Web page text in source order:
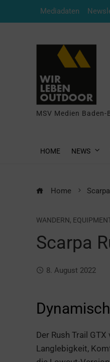
Mediadaten
MSV Medien Baden-
HOME NEWS
Home
WANDERN,
Scarpa
8. August 2022
Der Rush Trail
Langlebigkeit,